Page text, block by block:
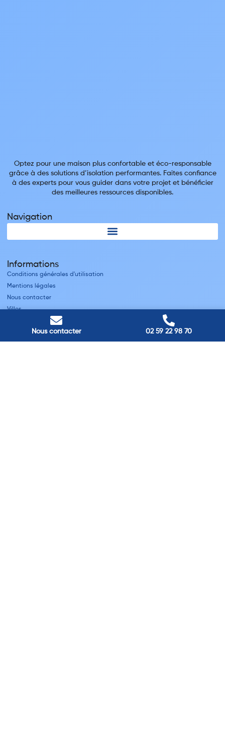
Nous contacter 02 59 22 98 70
Optez pour une maison plus confortable et éco-responsable
grâce à des solutions d’isolation performantes. Faites confiance
à des experts pour vous guider dans votre projet et bénéficier
des meilleures ressources disponibles.
Navigation
Informations
Conditions générales d'utilisation
Mentions légales
Nous contacter
Villes
Nos adresses
Louviers